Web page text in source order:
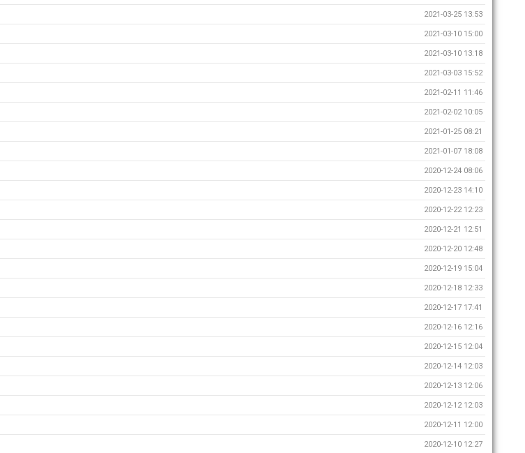
2021-03-25 13:53
2021-03-10 15:00
2021-03-10 13:18
2021-03-03 15:52
2021-02-11 11:46
2021-02-02 10:05
2021-01-25 08:21
2021-01-07 18:08
2020-12-24 08:06
2020-12-23 14:10
2020-12-22 12:23
2020-12-21 12:51
2020-12-20 12:48
2020-12-19 15:04
2020-12-18 12:33
2020-12-17 17:41
2020-12-16 12:16
2020-12-15 12:04
2020-12-14 12:03
2020-12-13 12:06
2020-12-12 12:03
2020-12-11 12:00
2020-12-10 12:27